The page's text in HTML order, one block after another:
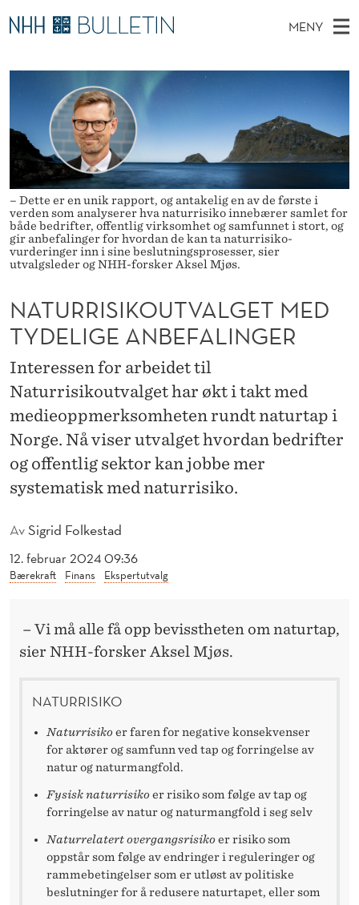
N
A
T
U
R
S
O
U
T
V
A
L
G
T
M
MENY
O
V
D
M
E
N
Y
Ø
T
T
Stipendiater og nye forskerprofiler
Disputaser
Ekspertutvalg
Om Bulletin
– Dette er en unik rapport, og antakelig en av de første i
verden som analyserer hva naturrisiko innebærer samlet for
både bedrifter, offentlig virksomhet og samfunnet i stort, og
gir anbefalinger for hvordan de kan ta naturrisiko-
vurderinger inn i sine beslutningsprosesser, sier
utvalgsleder og NHH-forsker Aksel Mjøs.
AvSigrid Folkestad
12. februar 2024 09:36
Bærekraft Finans Ekspertutvalg
NATURRISIKOUTVALGET MED
TYDELIGE ANBEFALINGER
Interessen for arbeidet til
Naturrisikoutvalget har økt i takt med
medieoppmerksomheten rundt naturtap i
Norge. Nå viser utvalget hvordan bedrifter
og offentlig sektor kan jobbe mer
systematisk med naturrisiko.
– Vi må alle få opp bevisstheten om naturtap,
sier NHH-forsker Aksel Mjøs.
NATURRISIKO
Naturrisiko er faren for negative konsekvenser
for aktører og samfunn ved tap og forringelse av
natur og naturmangfold.
Fysisk naturrisiko er risiko som følge av tap og
forringelse av natur og naturmangfold i seg selv
Naturrelatert overgangsrisiko errisiko som
oppstår som følge av endringer i reguleringer og
rammebetingelser som er utløst av politiske
beslutninger for å redusere naturtapet, eller som